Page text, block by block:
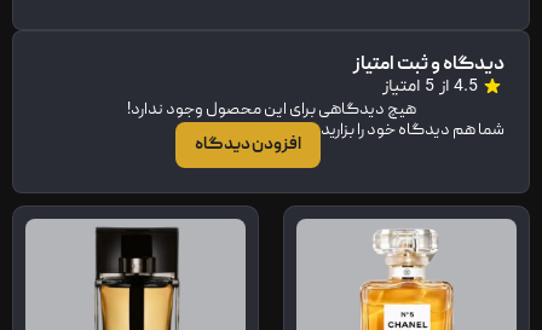
دیدگاه و ثبت امتیاز
4.5 از 5 امتیاز
هیچ دیدگاهی برای این محصول وجود ندارد!
شما هم دیدگاه خود را بزارید
افزودن دیدگاه